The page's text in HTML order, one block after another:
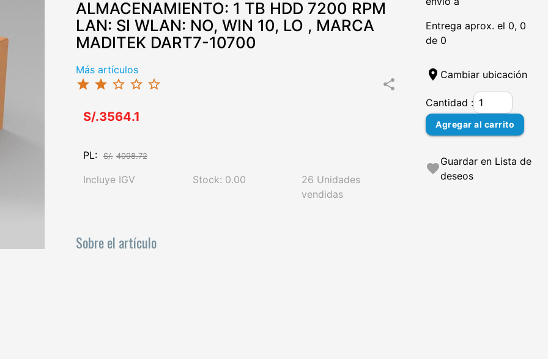
ALMACENAMIENTO: 1 TB HDD 7200 RPM
LAN: SI WLAN: NO, WIN 10, LO , MARCA
MADITEK DART7-10700
Más artículos
star star star_border star_border star_border share
S/.3564.1
PL: S/. 4098.72
Incluye IGV Stock: 0.00
26 Unidades
vendidas
Sobre el artículo
Entrega aprox. el 0, 0
de 0
location_on Cambiar ubicación
Cantidad :
Agregar al carrito
favoriteGuardar en Lista de
deseos